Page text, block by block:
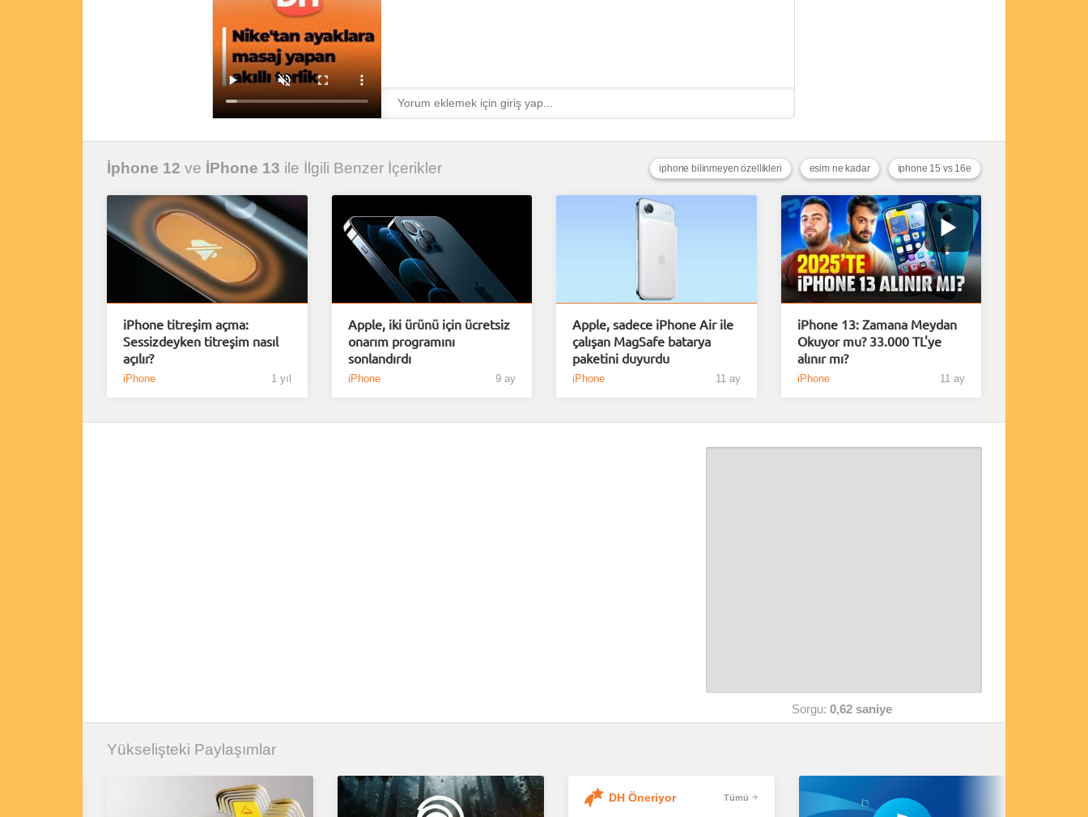
İphone 12 ve İPhone 13 ile İlgili Benzer İçerikler iphone 15 vs 16e
esim ne kadar
iphone bilinmeyen özellikleri
iPhone titreşim açma:
Sessizdeyken titreşim nasıl
açılır?
iPhone 1 yıl
Apple, iki ürünü için ücretsiz
onarım programını
sonlandırdı
iPhone 9 ay
Apple, sadece iPhone Air ile
çalışan MagSafe batarya
paketini duyurdu
iPhone 11 ay
iPhone 13: Zamana Meydan
Okuyor mu? 33.000 TL'ye
alınır mı?
iPhone 11 ay
Sorgu: 0,62 saniye
Yükselişteki Paylaşımlar
DH Öneriyor Tümü